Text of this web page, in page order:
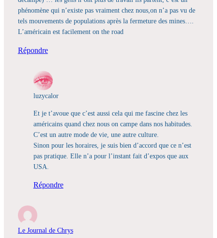
phénomène qui n’existe pas vraiment chez nous,on n’a pas vu de
tels mouvements de populations après la fermeture des mines….
L’américain est facilement on the road
Répondre
luzycalor
Et je t’avoue que c’est aussi cela qui me fascine chez les
américains quand chez nous on campe dans nos habitudes.
C’est un autre mode de vie, une autre culture.
Sinon pour les horaires, je suis bien d’accord que ce n’est
pas pratique. Elle n’a pour l’instant fait d’expos que aux
USA.
Répondre
Le Journal de Chrys